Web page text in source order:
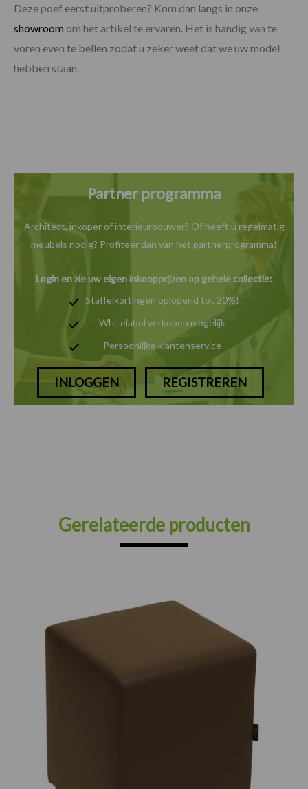
Deze poef eerst uitproberen? Kom dan langs in onze
showroom om het artikel te ervaren. Het is handig van te
voren even te bellen zodat u zeker weet dat we uw model
hebben staan.
Partner programma
Architect, inkoper of interieurbouwer? Of heeft u regelmatig
meubels nodig? Profiteer dan van het partnerprogramma!
Login en zie uw eigen inkoopprijzen op gehele collectie:
Staffelkortingen oplopend tot 20%!
Whitelabel verkopen mogelijk
Persoonlijke klantenservice
INLOGGEN REGISTREREN
Gerelateerde producten